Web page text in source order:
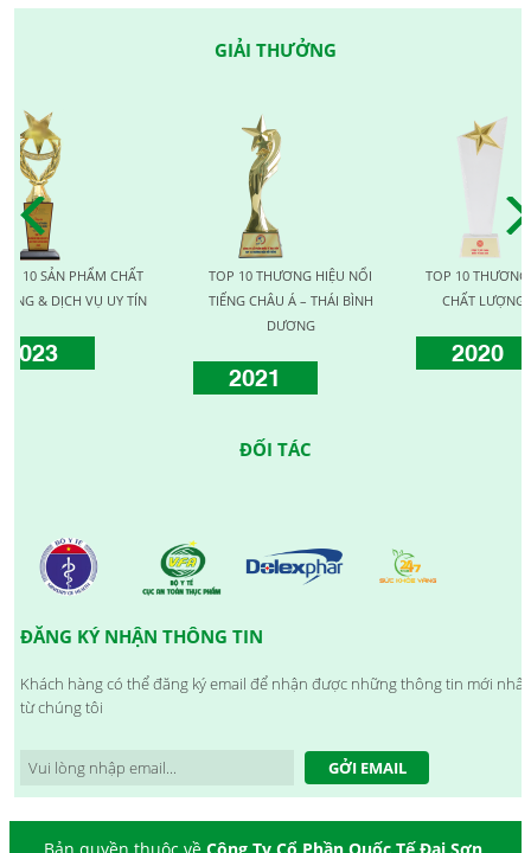
GIẢI THƯỞNG
PHẨM CHẤT
VỤ UY TÍN
TOP 10 THƯƠNG HIỆU NỔI
TIẾNG CHÂU Á – THÁI BÌNH
TOP 10 THƯƠNG HIỆU
CHẤT LƯỢNG QUỐC TẾ
ĐỐI TÁC
ĐĂNG KÝ NHẬN THÔNG TIN
Khách hàng có thể đăng ký email để nhận được những thông tin mới nhất
từ chúng tôi
GỞI EMAIL